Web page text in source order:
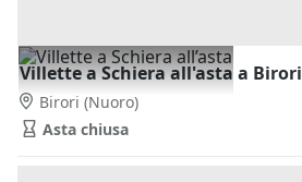
Villette a Schiera all'asta a Birori
Birori (Nuoro)
Asta chiusa